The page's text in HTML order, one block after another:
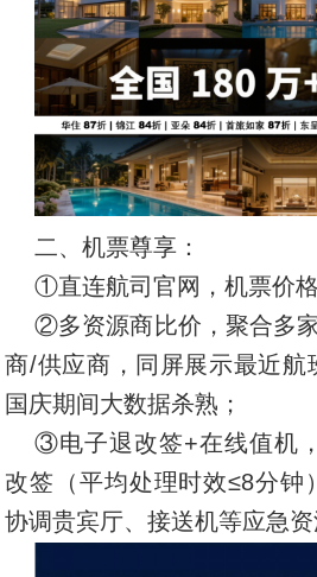
二、机票尊享：
①直连航司官网，机票价
②多资源商比价，聚合多
商/供应商，同屏展示最近航
国庆期间大数据杀熟；
③电子退改签+在线值机
改签（平均处理时效≤8分钟
协调贵宾厅、接送机等应急资